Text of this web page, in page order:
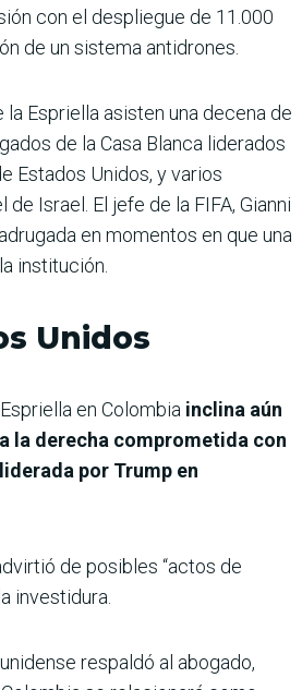
con el despliegue de 11.000
de un sistema antidrones.
la Espriella asisten una decena de
de la Casa Blanca liderados
Estados Unidos, y varios
Israel. El jefe de la FIFA, Gianni
en momentos en que una
institución.
Unidos
en Colombia inclina aún
la derecha comprometida con
por Trump en
de posibles “actos de
investidura.
respaldó al abogado,